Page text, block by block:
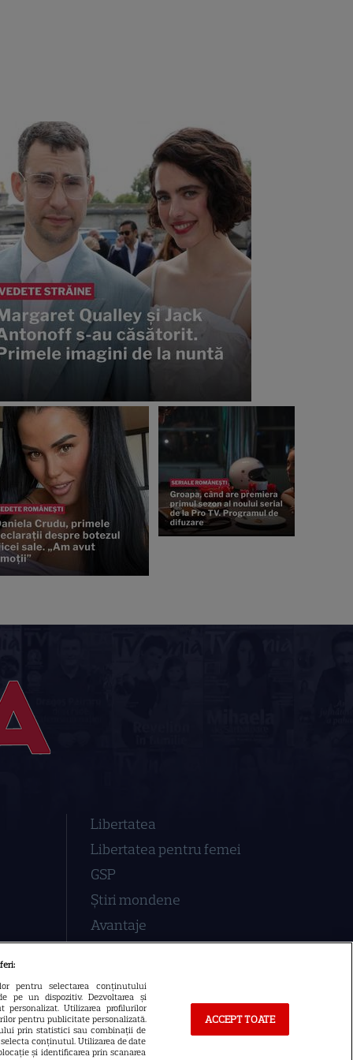
Libertatea
Libertatea pentru femei
GSP
Știri mondene
Avantaje
Retete practice
pentru selectarea conținutului
pe un dispozitiv. Dezvoltarea și
personalizat. Utilizarea profilurilor
pentru publicitate personalizată.
prin statistici sau combinații de
conținutul. Utilizarea de date
și identificarea prin scanarea
ACCEPT TOATE